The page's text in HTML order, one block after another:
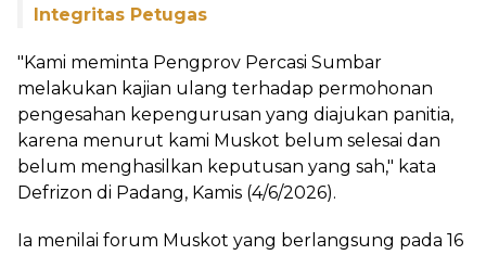
Integritas Petugas
"Kami meminta Pengprov Percasi Sumbar
melakukan kajian ulang terhadap permohonan
pengesahan kepengurusan yang diajukan panitia,
karena menurut kami Muskot belum selesai dan
belum menghasilkan keputusan yang sah," kata
Defrizon di Padang, Kamis (4/6/2026).
Ia menilai forum Muskot yang berlangsung pada 16